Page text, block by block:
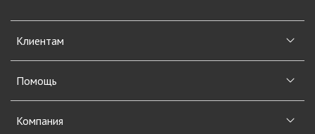
Клиентам
Помощь
Компания